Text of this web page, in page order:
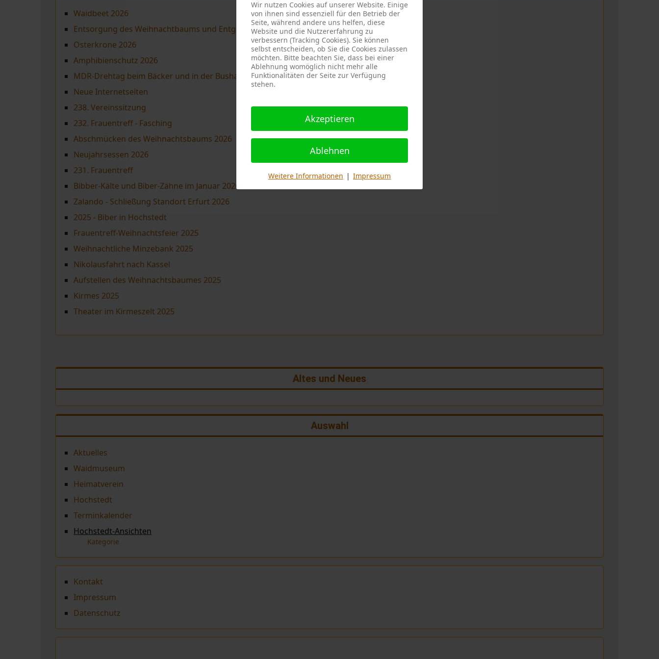
Altes und Neues
Auswahl
Aktuelles
Waidmuseum
Heimatverein
Hochstedt
Terminkalender
Hochstedt-Ansichten
Kategorie
Kontakt
Impressum
Datenschutz
Waidbeet 2026
Entsorgung des Weihnachtbaums und Entgrünung der Minzebank 2026
Osterkrone 2026
Amphibienschutz 2026
MDR-Drehtag beim Bäcker und in der Bushaltestelle
Neue Internetseiten
238. Vereinssitzung
232. Frauentreff - Fasching
Abschmücken des Weihnachtsbaums 2026
Neujahrsessen 2026
231. Frauentreff
Bibber-Kälte und Biber-Zähne im Januar 2026
Zalando - Schließung Standort Erfurt 2026
2025 - Biber in Hochstedt
Frauentreff-Weihnachtsfeier 2025
Weihnachtliche Minzebank 2025
Nikolausfahrt nach Kassel
Aufstellen des Weihnachtsbaumes 2025
Kirmes 2025
Theater im Kirmeszelt 2025
Wir nutzen Cookies auf unserer Website. Einige
von ihnen sind essenziell für den Betrieb der
Seite, während andere uns helfen, diese
Website und die Nutzererfahrung zu
verbessern (Tracking Cookies). Sie können
selbst entscheiden, ob Sie die Cookies zulassen
möchten. Bitte beachten Sie, dass bei einer
Ablehnung womöglich nicht mehr alle
Funktionalitäten der Seite zur Verfügung
stehen.
Akzeptieren
Ablehnen
Weitere Informationen | Impressum